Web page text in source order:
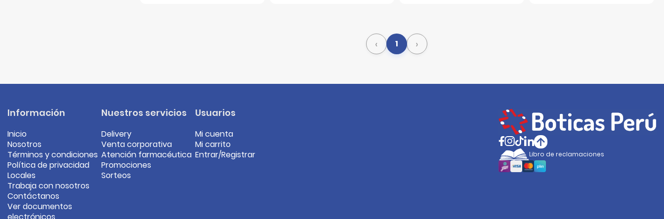
‹ 1 ›
Información
Inicio
Nosotros
Términos y condiciones
Política de privacidad
Locales
Trabaja con nosotros
Contáctanos
Ver documentos
electrónicos
Nuestros servicios
Delivery
Venta corporativa
Atención farmacéutica
Promociones
Sorteos
Usuarios
Mi cuenta
Mi carrito
Entrar/Registrar
Libro de reclamaciones